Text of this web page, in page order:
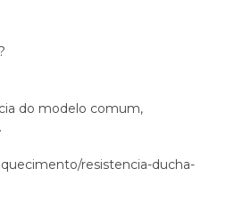
do modelo comum,
resistencia-ducha-